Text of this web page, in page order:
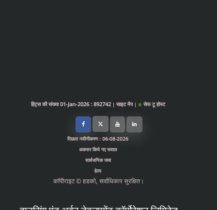
हिट्स की संख्या 01-Jan-2026 : 892742 | साइट मैप | सेफ टू होस्ट
पिछला नवीनीकरण : 06-08-2026
अकसर किये गए सवाल
सार्वजनिक जमा
हेल्प
कॉपीराइट © हडको, सर्वाधिकार सुरक्षित।